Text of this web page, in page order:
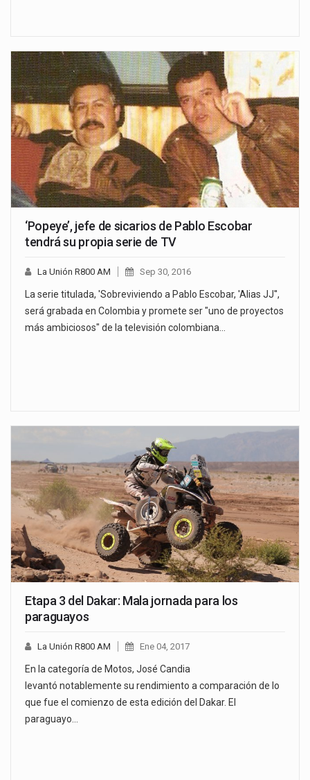
‘Popeye’, jefe de sicarios de Pablo Escobar
tendrá su propia serie de TV
La Unión R800 AM Sep 30, 2016
La serie titulada, 'Sobreviviendo a Pablo Escobar, 'Alias JJ'',
será grabada en Colombia y promete ser "uno de proyectos
más ambiciosos" de la televisión colombiana…
Etapa 3 del Dakar: Mala jornada para los
paraguayos
La Unión R800 AM Ene 04, 2017
En la categoría de Motos, José Candia
levantó notablemente su rendimiento a comparación de lo
que fue el comienzo de esta edición del Dakar. El
paraguayo…